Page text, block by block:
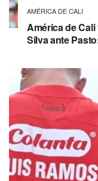
AMÉRICA DE CALI
América de
Silva ante